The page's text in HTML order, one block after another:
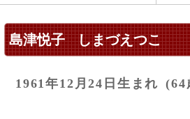
島津悦子 しまづえつこ
1961年12月24日生まれ (64